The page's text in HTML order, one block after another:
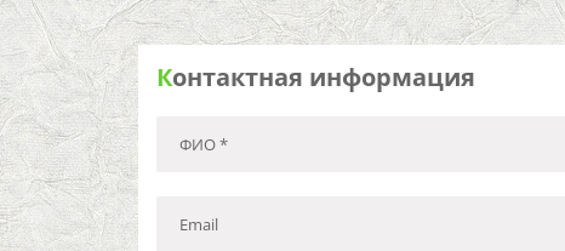
Контактная информация
ФИО *
Email